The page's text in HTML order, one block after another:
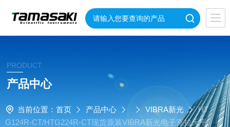
PRODUCT
产品中心
当前位置： 首页 产品中心 VIBRA新光
HT
G124R-CT/HTG224R-CT现货原装VIBRA新光电子克拉天平